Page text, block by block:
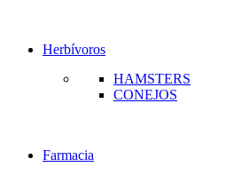
Herbívoros
HAMSTERS
CONEJOS
Farmacia